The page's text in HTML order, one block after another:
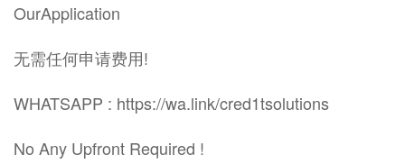
OurApplication
无需任何申请费用!
WHATSAPP : https://wa.link/cred1tsolutions
No Any Upfront Required !